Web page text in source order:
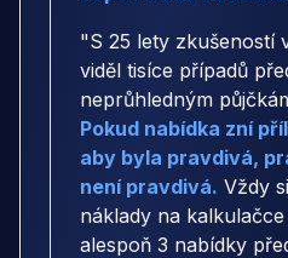
"S 25 lety zkušeností
viděl tisíce případů
neprůhledným
Pokud nabídka zní
aby byla pravdivá,
není pravdivá. Vždy
náklady na
alespoň 3 nabídky